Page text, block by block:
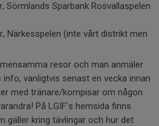
Sörmlands Sparbank Rosvallaspelen
Närkesspelen (inte vårt distrikt men
resor och man anmäler
vanligtvis senast en vecka innan
med tränare/kompisar om någon
På LGIF’s hemsida finns
gäller kring tävlingar och hur det